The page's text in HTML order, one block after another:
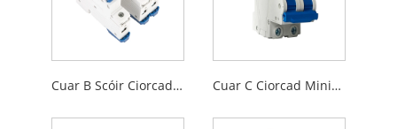
Cuar B Scóir Ciorcad Miniature MCB MCB Cuar C Ciorcad Miniature Cuar MCB